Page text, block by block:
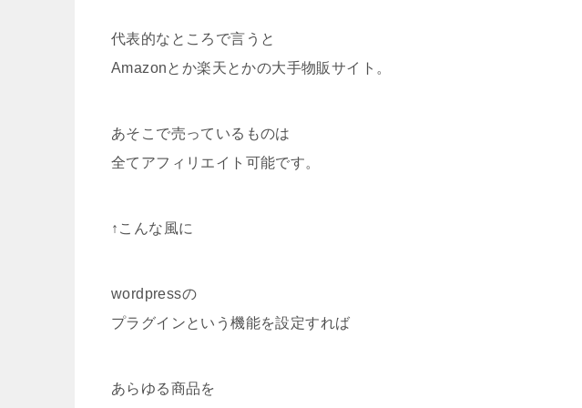
代表的なところで言うと
Amazonとか楽天とかの大手物販サイト。
あそこで売っているものは
全てアフィリエイト可能です。
↑こんな風に
wordpressの
プラグインという機能を設定すれば
あらゆる商品を